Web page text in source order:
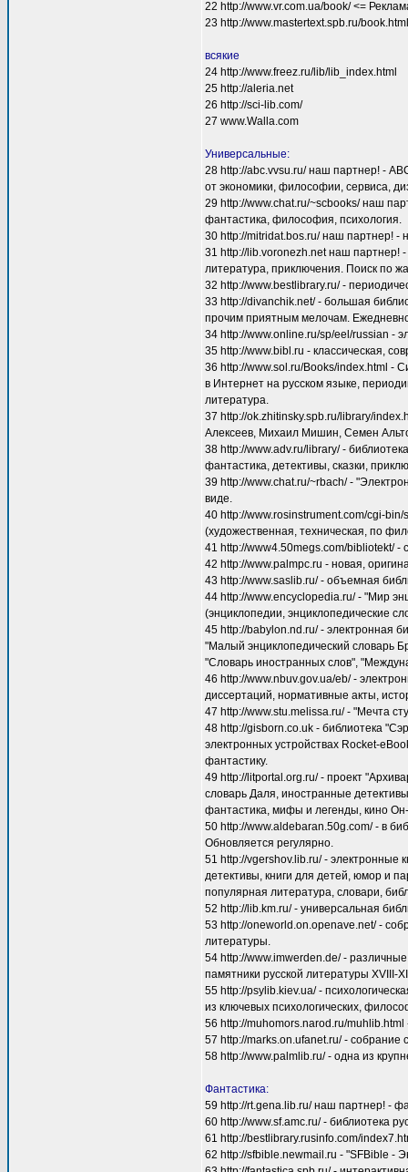
22 http://www.vr.com.ua/book/ <=
23 http://www.mastertext.spb.ru/
всякие
24 http://www.freez.ru/lib/lib_index.html
25 http://aleria.net
26 http://sci-lib.com/
27 www.Walla.com
Универсальные:
28 http://abc.vvsu.ru/ наш партнер! -
от экономики, философии, сервиса,
29 http://www.chat.ru/~scbooks/ наш
фантастика, философия, психология.
30 http://mitridat.bos.ru/ наш партнер! -
31 http://lib.voronezh.net наш партнер!
литература, приключения. Поиск по
32 http://www.bestlibrary.ru/ -
33 http://divanchik.net/ - большая
прочим приятным мелочам.
34 http://www.online.ru/sp/eel/russian -
35 http://www.bibl.ru - классическая,
36 http://www.sol.ru/Books/index.html -
в Интернет на русском языке,
литература.
37 http://ok.zhitinsky.spb.ru/library/
Алексеев, Михаил Мишин, Семен
38 http://www.adv.ru/library/ -
фантастика, детективы, сказки,
39 http://www.chat.ru/~rbach/ -
виде.
40 http://www.rosinstrument.com/cgi-
(художественная, техническая, по
41 http://www4.50megs.com/bibliotekt/ -
42 http://www.palmpc.ru - новая,
43 http://www.saslib.ru/ - объемная
44 http://www.encyclopedia.ru/ - "Мир
(энциклопедии, энциклопедические
45 http://babylon.nd.ru/ - электронная
"Малый энциклопедический словарь
"Словарь иностранных слов",
46 http://www.nbuv.gov.ua/eb/ -
диссертаций, нормативные акты,
47 http://www.stu.melissa.ru/ - "Мечта
48 http://gisborn.co.uk - библиотека
электронных устройствах Rocket-
фантастику.
49 http://litportal.org.ru/ - проект
словарь Даля, иностранные
фантастика, мифы и легенды, кино
50 http://www.aldebaran.50g.com/ - в
Обновляется регулярно.
51 http://vgershov.lib.ru/ - электронные
детективы, книги для детей, юмор и
популярная литература, словари,
52 http://lib.km.ru/ - универсальная
53 http://oneworld.on.openave.net/ -
литературы.
54 http://www.imwerden.de/ -
памятники русской литературы XVIII-
55 http://psylib.kiev.ua/ -
из ключевых психологических,
56 http://muhomors.narod.ru/
57 http://marks.on.ufanet.ru/ - собрание
58 http://www.palmlib.ru/ - одна из
Фантастика:
59 http://rt.gena.lib.ru/ наш партнер! -
60 http://www.sf.amc.ru/ - библиотека
61 http://bestlibrary.rusinfo.com/
62 http://sfbible.newmail.ru - "SFBible -